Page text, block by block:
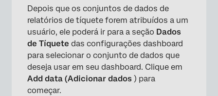
Depois que os conjuntos de dados de
relatórios de tíquete forem atribuídos a um
usuário, ele poderá ir para a seção Dados
de Tíquete das configurações dashboard
para selecionar o conjunto de dados que
deseja usar em seu dashboard. Clique em
Add data (Adicionar dados ) para
começar.